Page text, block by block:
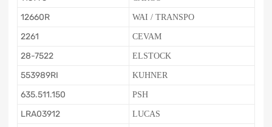
12660R WAI / TRANSPO
2261 CEVAM
28-7522 ELSTOCK
553989RI KUHNER
635.511.150 PSH
LRA03912 LUCAS